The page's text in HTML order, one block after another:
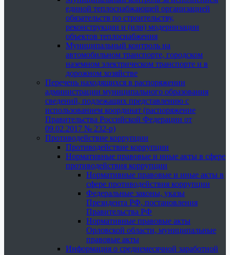
единой теплоснабжающей организацией
обязательств по строительству,
реконструкции и (или) модернизации
объектов теплоснабжения
Муниципальный контроль на
автомобильном транспорте, городском
наземном электрическом транспорте и в
дорожном хозяйстве
Перечень находящихся в распоряжении
администрации муниципального образования
сведений, подлежащих представлению с
использованием координат (распоряжение
Правительства Российской Федерации от
09.02.2017 № 232-р)
Противодействие коррупции
Противодействие коррупции
Нормативные правовые и иные акты в сфере
противодействия коррупции
Нормативные правовые и иные акты в
сфере противодействия коррупции
Федеральные законы, указы
Президента РФ, постановления
Правительства РФ
Нормативные правовые акты
Орловской области, муниципальные
правовые акты
Информация о среднемесячной заработной